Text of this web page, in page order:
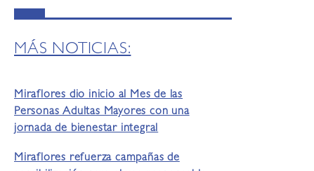
MÁS NOTICIAS:
Miraflores dio inicio al Mes de las
Personas Adultas Mayores con una
jornada de bienestar integral
Miraflores refuerza campañas de